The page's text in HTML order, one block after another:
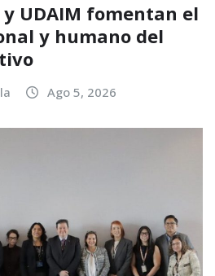
UDAIM fomentan el
y humano del
Ago 5, 2026